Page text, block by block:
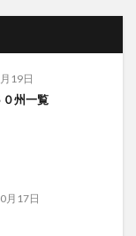
19日
州一覧
月17日